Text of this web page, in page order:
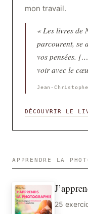
mon travail.
« Les livres de
parcourent, se
vos pensées.
voir avec le
Jean-
DÉCOUVRIR LE
APPRENDRE LA
25